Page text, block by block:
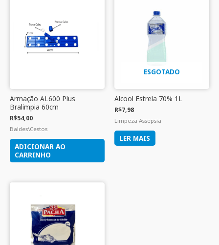
Armação AL600 Plus
Bralimpia 60cm
R$54,00
Baldes\Cestos
ADICIONAR AO
CARRINHO
ESGOTADO
Alcool Estrela 70% 1L
R$7,98
Limpeza Assepsia
LER MAIS